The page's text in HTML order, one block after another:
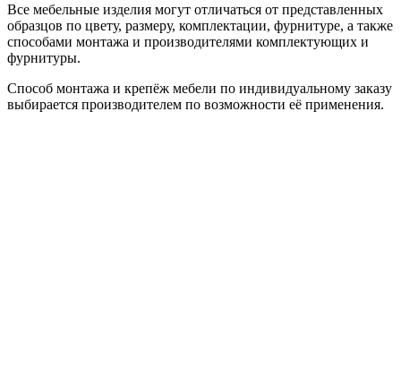
Все мебельные изделия могут отличаться от представленных
образцов по цвету, размеру, комплектации, фурнитуре, а также
способами монтажа и производителями комплектующих и
фурнитуры.
Способ монтажа и крепёж мебели по индивидуальному заказу
выбирается производителем по возможности её применения.